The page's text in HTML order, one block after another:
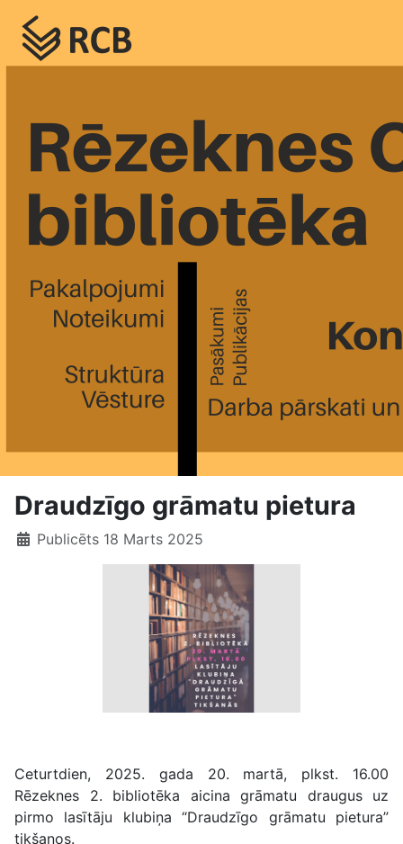
Draudzīgo grāmatu pietura
Publicēts 18 Marts 2025
Ceturtdien, 2025. gada 20. martā, plkst. 16.00
Rēzeknes 2. bibliotēka aicina grāmatu draugus uz
pirmo lasītāju klubiņa “Draudzīgo grāmatu pietura”
tikšanos.